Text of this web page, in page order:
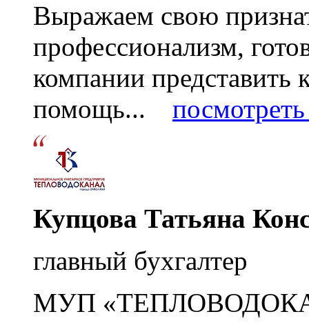
Выражаем свою
профессионализм,
компании
помощь...
Купцова Татьяна
главный бухгалтер
МУП